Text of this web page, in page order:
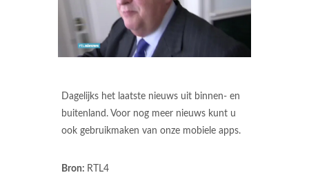
Dagelijks het laatste nieuws uit binnen- en
buitenland. Voor nog meer nieuws kunt u
ook gebruikmaken van onze mobiele apps.
Bron: RTL4